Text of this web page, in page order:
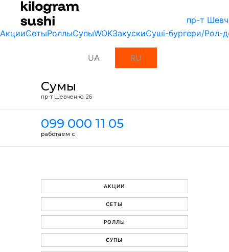
пр-т
АкцииСетыРоллыСупыWOKЗакускиСуші-бургери/Рол-
UA RU
Сумы
пр-т Шевченко, 26
099 000 11 05
работаем с
АКЦИИ
СЕТЫ
РОЛЛЫ
СУПЫ